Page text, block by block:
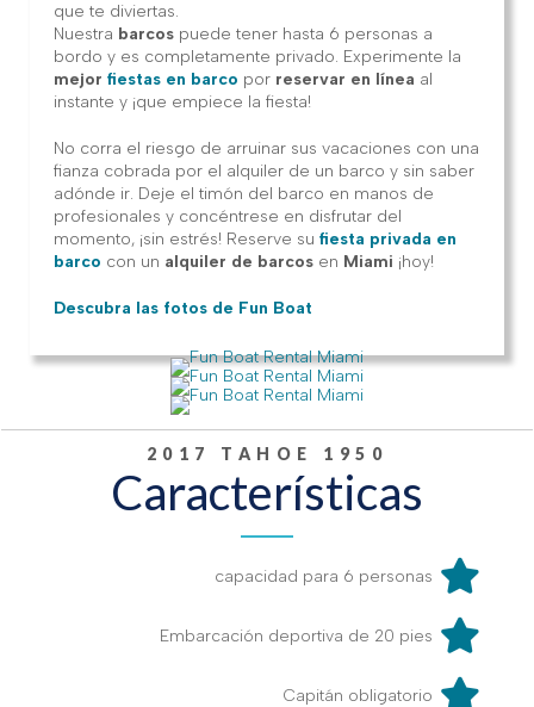
que te diviertas.
Nuestra barcos puede tener hasta 6 personas a
bordo y es completamente privado. Experimente la
mejor fiestas en barco por reservar en línea al
instante y ¡que empiece la fiesta!
No corra el riesgo de arruinar sus vacaciones con una
fianza cobrada por el alquiler de un barco y sin saber
adónde ir. Deje el timón del barco en manos de
profesionales y concéntrese en disfrutar del
momento, ¡sin estrés! Reserve su fiesta privada en
barco con un alquiler de barcos en Miami ¡hoy!
Descubra las fotos de Fun Boat
2017 TAHOE 1950
Características
capacidad para 6 personas
Embarcación deportiva de 20 pies
Capitán obligatorio